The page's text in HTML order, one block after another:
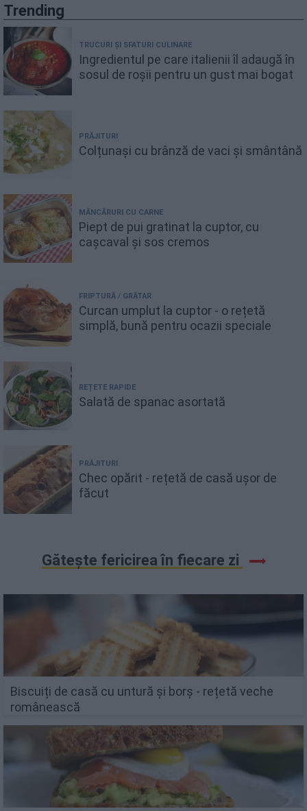
Trending
TRUCURI ȘI SFATURI CULINARE
Ingredientul pe care italienii îl adaugă în
sosul de roșii pentru un gust mai bogat
PRĂJITURI
Colțunași cu brânză de vaci și smântână
MÂNCĂRURI CU CARNE
Piept de pui gratinat la cuptor, cu
cașcaval și sos cremos
FRIPTURĂ / GRĂTAR
Curcan umplut la cuptor - o rețetă
simplă, bună pentru ocazii speciale
REȚETE RAPIDE
Salată de spanac asortată
PRĂJITURI
Chec opărit - rețetă de casă ușor de
făcut
Gătește fericirea în fiecare zi
Biscuiți de casă cu untură și borș - rețetă veche
românească